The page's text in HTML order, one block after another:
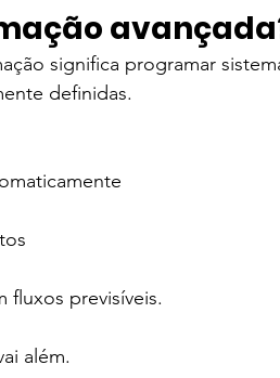
significa programar
definidas.
fluxos previsíveis.
além.